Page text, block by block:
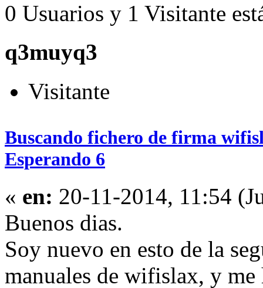
0 Usuarios y 1 Visitante
q3muyq3
Visitante
Buscando fichero de firma
Esperando 6
« en: 20-11-2014, 11:54
Buenos dias.
Soy nuevo en esto de la
manuales de wifislax, y